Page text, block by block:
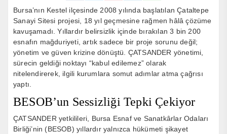
Bursa’nın Kestel ilçesinde 2008 yılında başlatılan Çataltepe
Sanayi Sitesi projesi, 18 yıl geçmesine rağmen hâlâ çözüme
kavuşamadı. Yıllardır belirsizlik içinde bırakılan 3 bin 200
esnafın mağduriyeti, artık sadece bir proje sorunu değil;
yönetim ve güven krizine dönüştü. ÇATSANDER yönetimi,
sürecin geldiği noktayı “kabul edilemez” olarak
nitelendirerek, ilgili kurumlara somut adımlar atma çağrısı
yaptı.
BESOB’un Sessizliği Tepki Çekiyor
ÇATSANDER yetkilileri, Bursa Esnaf ve Sanatkârlar Odaları
Birliği’nin (BESOB) yıllardır yalnızca hükümeti şikayet